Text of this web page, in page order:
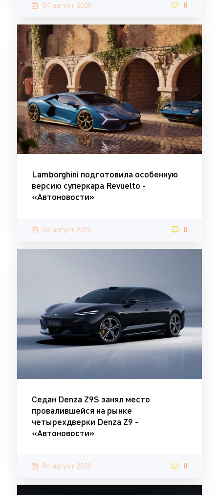
04 август 2026 0
Lamborghini подготовила особенную
версию суперкара Revuelto -
«Автоновости»
04 август 2026 0
Седан Denza Z9S занял место
провалившейся на рынке
четырехдверки Denza Z9 -
«Автоновости»
04 август 2026 0